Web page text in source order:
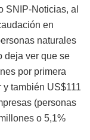
SNIP-Noticias, al
en
naturales
deja ver que se
por primera
también US$111
(personas
o 5,1%